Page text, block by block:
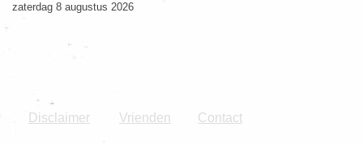
zaterdag 8 augustus 2026
Disclaimer Vrienden Contact